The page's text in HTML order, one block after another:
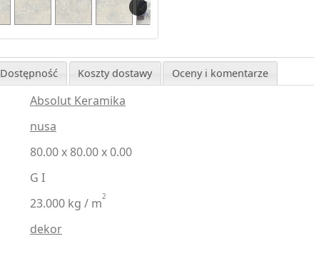
Dostępność Koszty dostawy Oceny i komentarze
Absolut Keramika
nusa
80.00 x 80.00 x 0.00
G I
23.000 kg / m2
dekor